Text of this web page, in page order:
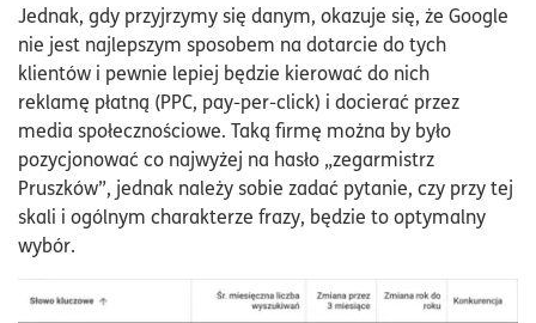
Jednak, gdy przyjrzymy się danym, okazuje się, że Google
nie jest najlepszym sposobem na dotarcie do tych
klientów i pewnie lepiej będzie kierować do nich
reklamę płatną (PPC, pay-per-click) i docierać przez
media społecznościowe. Taką firmę można by było
pozycjonować co najwyżej na hasło „zegarmistrz
Pruszków”, jednak należy sobie zadać pytanie, czy przy tej
skali i ogólnym charakterze frazy, będzie to optymalny
wybór.